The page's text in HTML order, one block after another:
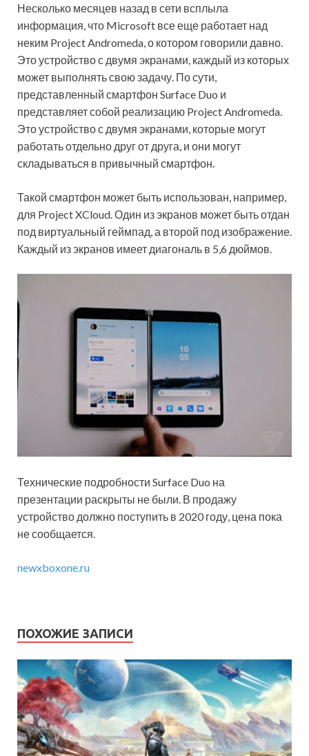
Несколько месяцев назад в сети всплыла
информация, что Microsoft все еще работает над
неким Project Andromeda, о котором говорили давно.
Это устройство с двумя экранами, каждый из которых
может выполнять свою задачу. По сути,
представленный смартфон Surface Duo и
представляет собой реализацию Project Andromeda.
Это устройство с двумя экранами, которые могут
работать отдельно друг от друга, и они могут
складываться в привычный смартфон.
Такой смартфон может быть использован, например,
для Project XCloud. Один из экранов может быть отдан
под виртуальный геймпад, а второй под изображение.
Каждый из экранов имеет диагональ в 5,6 дюймов.
Технические подробности Surface Duo на
презентации раскрыты не были. В продажу
устройство должно поступить в 2020 году, цена пока
не сообщается.
newxboxone.ru
ПОХОЖИЕ ЗАПИСИ